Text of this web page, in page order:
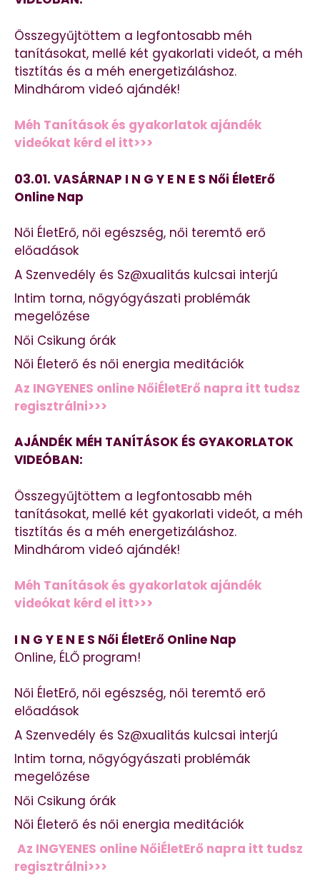
Összegyűjtöttem a legfontosabb méh
tanításokat, mellé két gyakorlati videót, a méh
tisztítás és a méh energetizáláshoz.
Mindhárom videó ajándék!
Méh Tanítások és gyakorlatok ajándék
videókat kérd el itt>>>
03.01. VASÁRNAP I N G Y E N E S Női ÉletErő
Online Nap
Női ÉletErő, női egészség, női teremtő erő
előadások
A Szenvedély és Sz@xualitás kulcsai interjú
Intim torna, nőgyógyászati problémák
megelőzése
Női Csikung órák
Női Életerő és női energia meditációk
Az INGYENES online NőiÉletErő napra itt tudsz
regisztrálni>>>
AJÁNDÉK MÉH TANÍTÁSOK ÉS GYAKORLATOK
VIDEÓBAN:
Összegyűjtöttem a legfontosabb méh
tanításokat, mellé két gyakorlati videót, a méh
tisztítás és a méh energetizáláshoz.
Mindhárom videó ajándék!
Méh Tanítások és gyakorlatok ajándék
videókat kérd el itt>>>
I N G Y E N E S Női ÉletErő Online Nap
Online, ÉLŐ program!
Női ÉletErő, női egészség, női teremtő erő
előadások
A Szenvedély és Sz@xualitás kulcsai interjú
Intim torna, nőgyógyászati problémák
megelőzése
Női Csikung órák
Női Életerő és női energia meditációk
Az INGYENES online NőiÉletErő napra itt tudsz
regisztrálni>>>